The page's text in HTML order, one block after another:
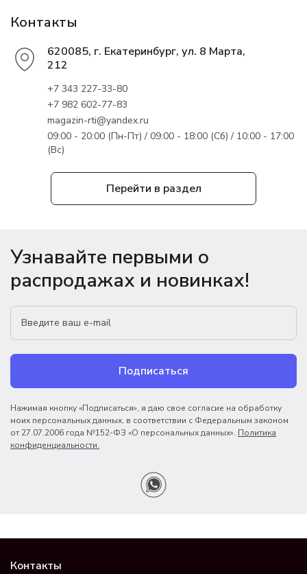
Перейти в раздел
Контакты
620085, г. Екатеринбург, ул. 8 Марта,
212
+7 343 227-33-80
+7 982 602-77-83
magazin-rti@yandex.ru
09:00 - 20:00 (Пн-Пт) / 09:00 - 18:00 (Сб) / 10:00 - 17:00
(Вс)
Узнавайте первыми о
распродажах и новинках!
Подписаться
Нажимая кнопку «Подписаться», я даю свое согласие на обработку
моих персональных данных, в соответствии с Федеральным законом
от 27.07.2006 года №152-ФЗ «О персональных данных». Политика
конфиденциальности.
Контакты